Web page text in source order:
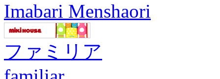
Imabari Menshaori
ファミリア